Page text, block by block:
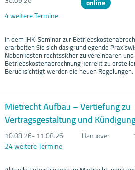
online
4 weitere Termine
In dem IHK-Seminar zur
erarbeiten Sie sich das grundlegende
Nebenkosten rechtssicher zu vereinbaren
Betriebskostenabrechnung korrekt zu
Berücksichtigt werden die neuen Regelungen.
Mietrecht Aufbau – Vertiefung zu
Vertragsgestaltung und Kündigung
10.08.26- 11.08.26 Hannover
24 weitere Termine